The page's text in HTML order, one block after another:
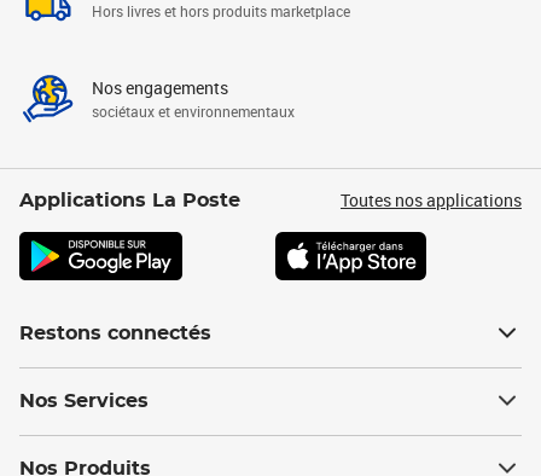
Hors livres et hors produits marketplace
Nos engagements
sociétaux et environnementaux
Applications La Poste Toutes nos applications
Restons connectés
Nos Services
Nos Produits